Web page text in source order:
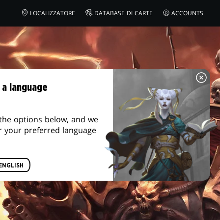
LOCALIZZATORE DATABASE DI CARTE ACCOUNTS
language
options below, and we
your preferred language